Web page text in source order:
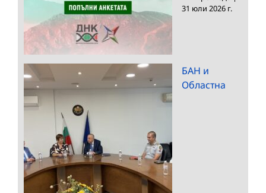
31 юли 2026 г.
БАН и
Областна